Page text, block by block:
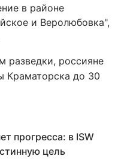
в районе
и Веролюбовка",
разведки, россияне
Краматорска до 30
прогресса: в ISW
цель